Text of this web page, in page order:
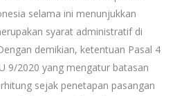
selama ini menunjukkan
syarat administratif di
demikian, ketentuan Pasal 4
9/2020 yang mengatur batasan
sejak penetapan pasangan